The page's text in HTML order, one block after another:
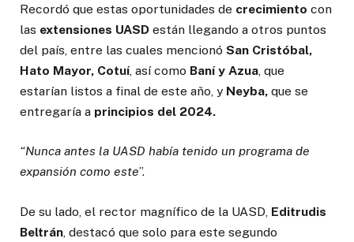
Recordó que estas oportunidades de crecimiento con
las extensiones UASD están llegando a otros puntos
del país, entre las cuales mencionó San Cristóbal,
Hato Mayor, Cotuí, así como Baní y Azua, que
estarían listos a final de este año, y Neyba, que se
entregaría a principios del 2024.
“Nunca antes la UASD había tenido un programa de
expansión como este”.
De su lado, el rector magnífico de la UASD, Editrudis
Beltrán , destacó que solo para este segundo